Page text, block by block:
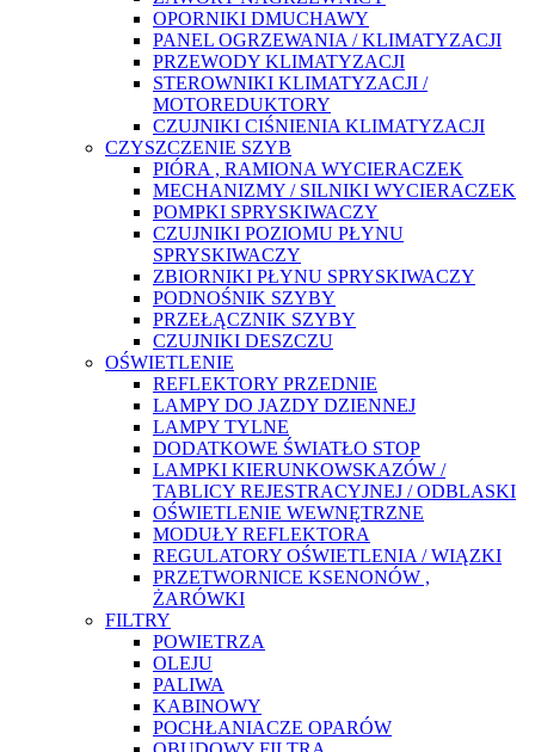
OPORNIKI DMUCHAWY
PANEL OGRZEWANIA / KLIMATYZACJI
PRZEWODY KLIMATYZACJI
STEROWNIKI KLIMATYZACJI /
MOTOREDUKTORY
CZUJNIKI CIŚNIENIA KLIMATYZACJI
CZYSZCZENIE SZYB
PIÓRA , RAMIONA WYCIERACZEK
MECHANIZMY / SILNIKI WYCIERACZEK
POMPKI SPRYSKIWACZY
CZUJNIKI POZIOMU PŁYNU
SPRYSKIWACZY
ZBIORNIKI PŁYNU SPRYSKIWACZY
PODNOŚNIK SZYBY
PRZEŁĄCZNIK SZYBY
CZUJNIKI DESZCZU
OŚWIETLENIE
REFLEKTORY PRZEDNIE
LAMPY DO JAZDY DZIENNEJ
LAMPY TYLNE
DODATKOWE ŚWIATŁO STOP
LAMPKI KIERUNKOWSKAZÓW /
TABLICY REJESTRACYJNEJ / ODBLASKI
OŚWIETLENIE WEWNĘTRZNE
MODUŁY REFLEKTORA
REGULATORY OŚWIETLENIA / WIĄZKI
PRZETWORNICE KSENONÓW ,
ŻARÓWKI
FILTRY
POWIETRZA
OLEJU
PALIWA
KABINOWY
POCHŁANIACZE OPARÓW